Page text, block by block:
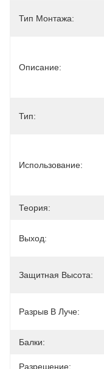
Тип Монтажа:
Описание:
Тип:
Использование:
Теория:
Выход:
Защитная Высота:
Разрыв В Луче:
Балки:
Разрешение: